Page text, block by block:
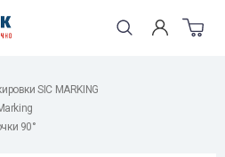
SIC MARKING
90°